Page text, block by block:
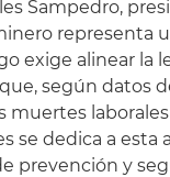
Sampedro,
representa
exige alinear la
según datos
se dedica a esta
prevención y